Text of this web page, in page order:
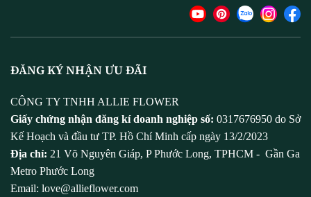
ĐĂNG KÝ NHẬN ƯU ĐÃI
CÔNG TY TNHH ALLIE FLOWER
Giấy chứng nhận đăng kí doanh nghiệp số: 0317676950 do Sở
Kế Hoạch và đầu tư TP. Hồ Chí Minh cấp ngày 13/2/2023
Địa chỉ: 21 Võ Nguyên Giáp, P Phước Long, TPHCM - Gần Ga
Metro Phước Long
Email: love@allieflower.com